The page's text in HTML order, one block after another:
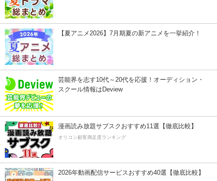
【夏アニメ2026】7月期夏の新アニメを一挙紹介！
芸能界を志す10代～20代を応援！オーディション・
スクール情報はDeview
漫画読み放題サブスクおすすめ11選【徹底比較】
オリコン顧客満足度ランキング
2026年動画配信サービスおすすめ40選【徹底比較】